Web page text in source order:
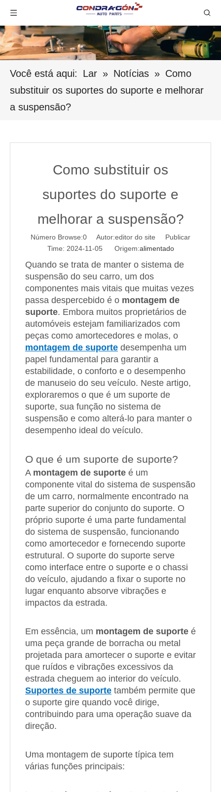
Você está aqui: Lar » Notícias » Como
substituir os suportes do suporte e melhorar
a suspensão?
Como substituir os
suportes do suporte e
melhorar a suspensão?
Número Browse:0 Autor:editor do site Publicar
Time: 2024-11-05 Origem:alimentado
Quando se trata de manter o sistema de
suspensão do seu carro, um dos
componentes mais vitais que muitas vezes
passa despercebido é o montagem de
suporte. Embora muitos proprietários de
automóveis estejam familiarizados com
peças como amortecedores e molas, o
montagem de suporte desempenha um
papel fundamental para garantir a
estabilidade, o conforto e o desempenho
de manuseio do seu veículo. Neste artigo,
exploraremos o que é um suporte de
suporte, sua função no sistema de
suspensão e como alterá-lo para manter o
desempenho ideal do veículo.
O que é um suporte de suporte?
A montagem de suporte é um
componente vital do sistema de suspensão
de um carro, normalmente encontrado na
parte superior do conjunto do suporte. O
próprio suporte é uma parte fundamental
do sistema de suspensão, funcionando
como amortecedor e fornecendo suporte
estrutural. O suporte do suporte serve
como interface entre o suporte e o chassi
do veículo, ajudando a fixar o suporte no
lugar enquanto absorve vibrações e
impactos da estrada.
Em essência, um montagem de suporte é
uma peça grande de borracha ou metal
projetada para amortecer o suporte e evitar
que ruídos e vibrações excessivos da
estrada cheguem ao interior do veículo.
Suportes de suporte também permite que
o suporte gire quando você dirige,
contribuindo para uma operação suave da
direção.
Uma montagem de suporte típica tem
várias funções principais: